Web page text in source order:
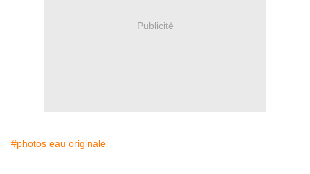
Publicité
#photos eau originale